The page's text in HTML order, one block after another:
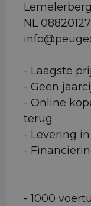
NL
- Laagste
- Geen
- Online
terug
- Levering
-
- 1000